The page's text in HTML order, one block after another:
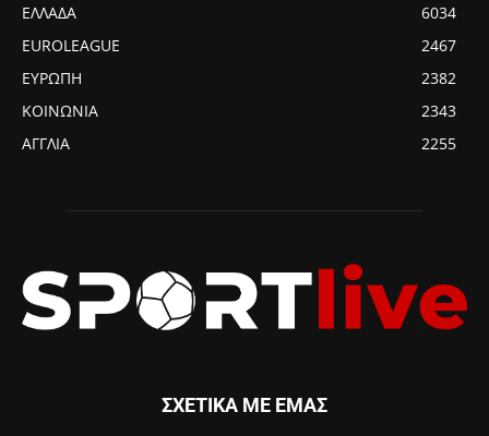
ΕΛΛΑΔΑ
6034
EUROLEAGUE
2467
ΕΥΡΩΠΗ
2382
ΚΟΙΝΩΝΙΑ
2343
ΑΓΓΛΙΑ
2255
ΣΧΕΤΙΚΑ ΜΕ ΕΜΑΣ